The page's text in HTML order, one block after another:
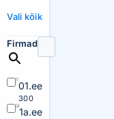
Vali kõik
Firmad
01.ee
300
1a.ee